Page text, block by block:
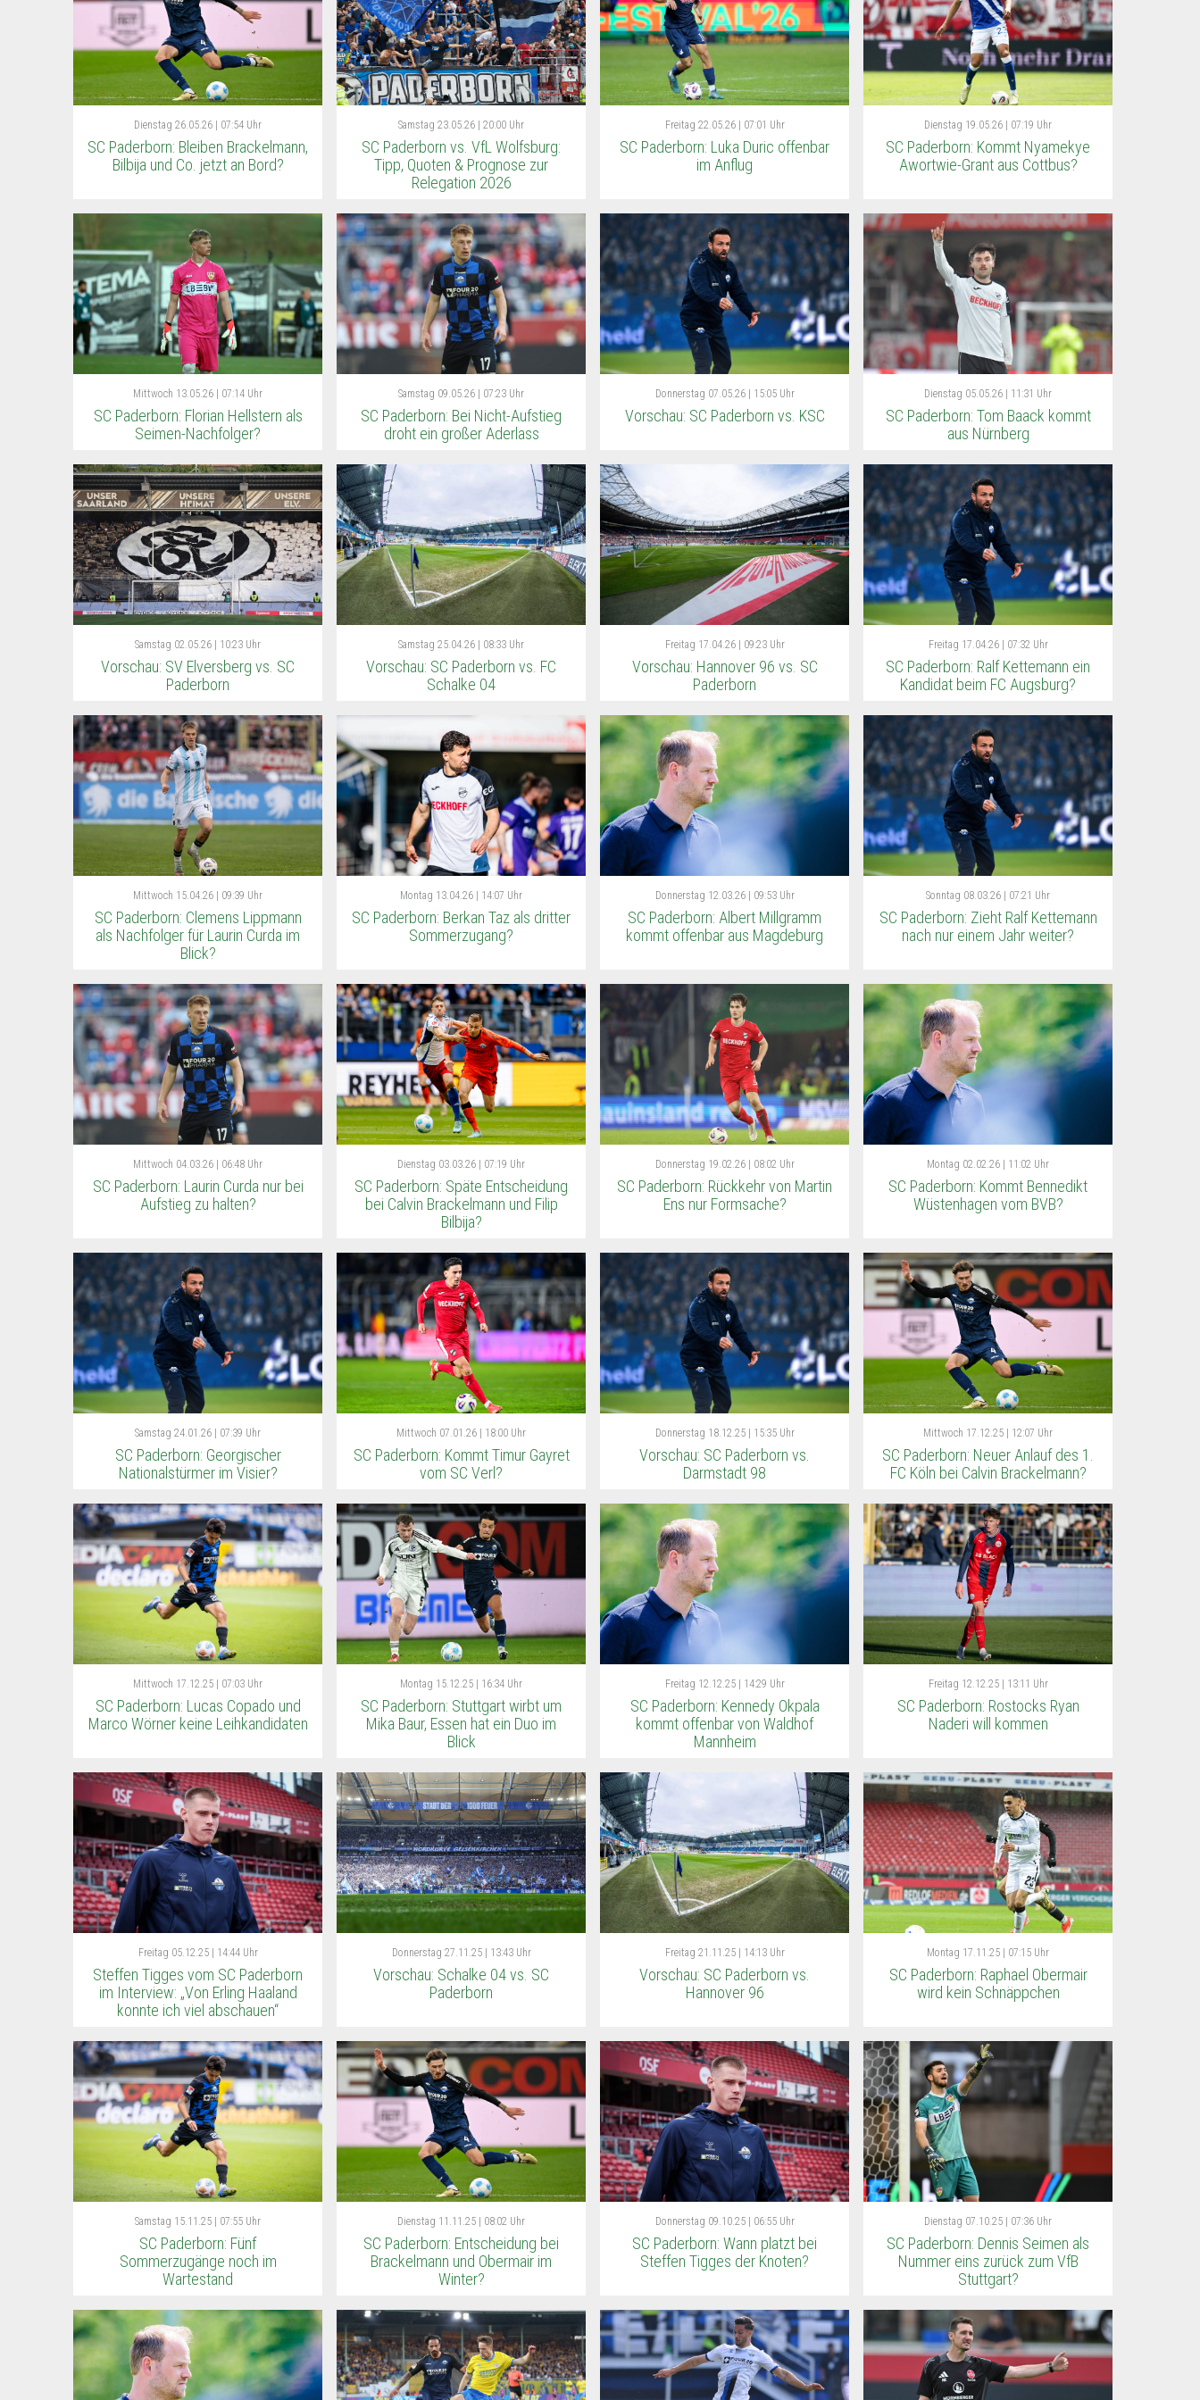
Dienstag 26.05.26 | 07:54 Uhr
SC Paderborn: Bleiben Brackelmann,
Bilbija und Co. jetzt an Bord?
Samstag 23.05.26 | 20:00 Uhr
SC Paderborn vs. VfL Wolfsburg:
Tipp, Quoten & Prognose zur
Relegation 2026
Freitag 22.05.26 | 07:01 Uhr
SC Paderborn: Luka Duric offenbar
im Anflug
Dienstag 19.05.26 | 07:19 Uhr
SC Paderborn: Kommt Nyamekye
Awortwie-Grant aus Cottbus?
Mittwoch 13.05.26 | 07:14 Uhr
SC Paderborn: Florian Hellstern als
Seimen-Nachfolger?
Samstag 09.05.26 | 07:23 Uhr
SC Paderborn: Bei Nicht-Aufstieg
droht ein großer Aderlass
Donnerstag 07.05.26 | 15:05 Uhr
Vorschau: SC Paderborn vs. KSC
Dienstag 05.05.26 | 11:31 Uhr
SC Paderborn: Tom Baack kommt
aus Nürnberg
Samstag 02.05.26 | 10:23 Uhr
Vorschau: SV Elversberg vs. SC
Paderborn
Samstag 25.04.26 | 08:33 Uhr
Vorschau: SC Paderborn vs. FC
Schalke 04
Freitag 17.04.26 | 09:23 Uhr
Vorschau: Hannover 96 vs. SC
Paderborn
Freitag 17.04.26 | 07:32 Uhr
SC Paderborn: Ralf Kettemann ein
Kandidat beim FC Augsburg?
Mittwoch 15.04.26 | 09:39 Uhr
SC Paderborn: Clemens Lippmann
als Nachfolger für Laurin Curda im
Blick?
Montag 13.04.26 | 14:07 Uhr
SC Paderborn: Berkan Taz als dritter
Sommerzugang?
Donnerstag 12.03.26 | 09:53 Uhr
SC Paderborn: Albert Millgramm
kommt offenbar aus Magdeburg
Sonntag 08.03.26 | 07:21 Uhr
SC Paderborn: Zieht Ralf Kettemann
nach nur einem Jahr weiter?
Mittwoch 04.03.26 | 06:48 Uhr
SC Paderborn: Laurin Curda nur bei
Aufstieg zu halten?
Dienstag 03.03.26 | 07:19 Uhr
SC Paderborn: Späte Entscheidung
bei Calvin Brackelmann und Filip
Bilbija?
Donnerstag 19.02.26 | 08:02 Uhr
SC Paderborn: Rückkehr von Martin
Ens nur Formsache?
Montag 02.02.26 | 11:02 Uhr
SC Paderborn: Kommt Bennedikt
Wüstenhagen vom BVB?
Samstag 24.01.26 | 07:39 Uhr
SC Paderborn: Georgischer
Nationalstürmer im Visier?
Mittwoch 07.01.26 | 18:00 Uhr
SC Paderborn: Kommt Timur Gayret
vom SC Verl?
Donnerstag 18.12.25 | 15:35 Uhr
Vorschau: SC Paderborn vs.
Darmstadt 98
Mittwoch 17.12.25 | 12:07 Uhr
SC Paderborn: Neuer Anlauf des 1.
FC Köln bei Calvin Brackelmann?
Mittwoch 17.12.25 | 07:03 Uhr
SC Paderborn: Lucas Copado und
Marco Wörner keine Leihkandidaten
Montag 15.12.25 | 16:34 Uhr
SC Paderborn: Stuttgart wirbt um
Mika Baur, Essen hat ein Duo im
Blick
Freitag 12.12.25 | 14:29 Uhr
SC Paderborn: Kennedy Okpala
kommt offenbar von Waldhof
Mannheim
Freitag 12.12.25 | 13:11 Uhr
SC Paderborn: Rostocks Ryan
Naderi will kommen
Freitag 05.12.25 | 14:44 Uhr
Steffen Tigges vom SC Paderborn
im Interview: „Von Erling Haaland
konnte ich viel abschauen“
Donnerstag 27.11.25 | 13:43 Uhr
Vorschau: Schalke 04 vs. SC
Paderborn
Freitag 21.11.25 | 14:13 Uhr
Vorschau: SC Paderborn vs.
Hannover 96
Montag 17.11.25 | 07:15 Uhr
SC Paderborn: Raphael Obermair
wird kein Schnäppchen
Samstag 15.11.25 | 07:55 Uhr
SC Paderborn: Fünf
Sommerzugänge noch im
Wartestand
Dienstag 11.11.25 | 08:02 Uhr
SC Paderborn: Entscheidung bei
Brackelmann und Obermair im
Winter?
Donnerstag 09.10.25 | 06:55 Uhr
SC Paderborn: Wann platzt bei
Steffen Tigges der Knoten?
Dienstag 07.10.25 | 07:36 Uhr
SC Paderborn: Dennis Seimen als
Nummer eins zurück zum VfB
Stuttgart?